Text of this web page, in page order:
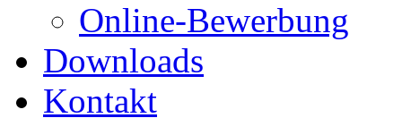
Online-Bewerbung
Downloads
Kontakt